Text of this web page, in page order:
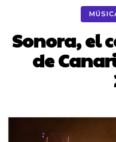
Sonora, el
de